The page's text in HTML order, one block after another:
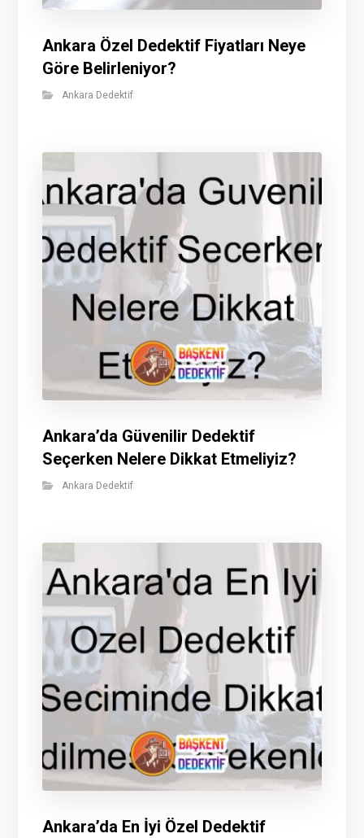
Ankara Özel Dedektif Fiyatları Neye
Göre Belirleniyor?
Ankara Dedektif
Ankara’da Güvenilir Dedektif
Seçerken Nelere Dikkat Etmeliyiz?
Ankara Dedektif
Ankara’da En İyi Özel Dedektif